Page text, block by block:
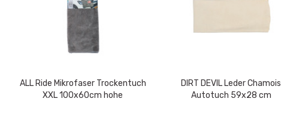
ALL Ride Mikrofaser Trockentuch
XXL 100x60cm hohe
DIRT DEVIL Leder Chamois
Autotuch 59x28 cm